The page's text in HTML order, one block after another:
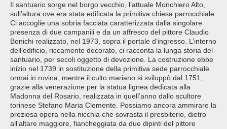
Il santuario sorge nel borgo vecchio, l’attuale Monchiero Alto,
sull’altura ove era stata edificata la primitiva chiesa parrocchiale.
Ci accoglie una sobria facciata caratterizzata dalla singolare
presenza di due campanili e da un affresco del pittore Claudio
Bonichi realizzato, nel 1973, sopra il portale d’ingresso. L’interno
dell’edificio, riccamente decorato, ci racconta la lunga storia del
santuario, per secoli oggetto di devozione. La costruzione ebbe
inizio nel 1739 in sostituzione della primitiva sede parrocchiale
ormai in rovina, mentre il culto mariano si sviluppò dal 1751,
grazie alla venerazione per la statua lignea dedicata alla
Madonna del Rosario, realizzata in quell’anno dallo scultore
torinese Stefano Maria Clemente. Possiamo ancora ammirare la
preziosa opera nella nicchia che sovrasta il presbiterio, dietro
all’altare maggiore, fiancheggiata da due dipinti del pittore